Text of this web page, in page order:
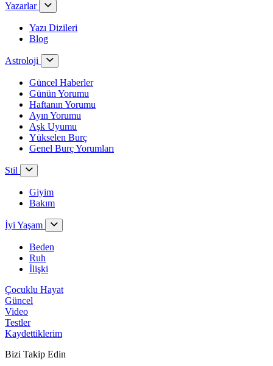
Yazarlar
Yazı Dizileri
Blog
Astroloji
Güncel Haberler
Günün Yorumu
Haftanın Yorumu
Ayın Yorumu
Aşk Uyumu
Yükselen Burç
Genel Burç Yorumları
Stil
Giyim
Bakım
İyi Yaşam
Beden
Ruh
İlişki
Çocuklu Hayat
Güncel
Video
Testler
Kaydettiklerim
Bizi Takip Edin